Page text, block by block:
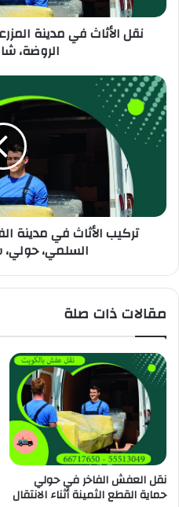
نقل الأثاث في مدينة
الروضة،
تركيب الأثاث في مدينة
السلمي،
مقالات ذات صلة
نقل العفش الفاخر في حولي
حماية القطع الثمينة أثناء الانتقال